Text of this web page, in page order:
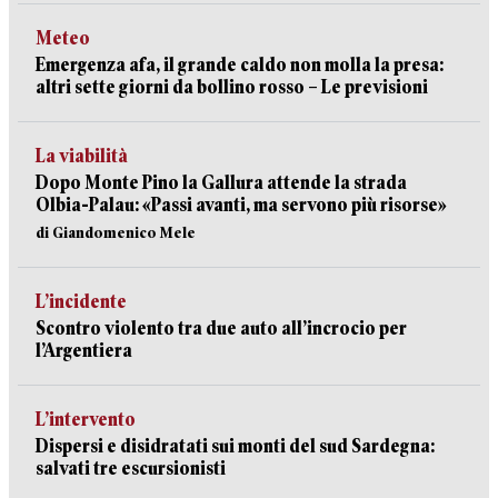
Meteo
Emergenza afa, il grande caldo non molla la presa:
altri sette giorni da bollino rosso – Le previsioni
La viabilità
Dopo Monte Pino la Gallura attende la strada
Olbia-Palau: «Passi avanti, ma servono più risorse»
di Giandomenico Mele
L’incidente
Scontro violento tra due auto all’incrocio per
l’Argentiera
L’intervento
Dispersi e disidratati sui monti del sud Sardegna:
salvati tre escursionisti